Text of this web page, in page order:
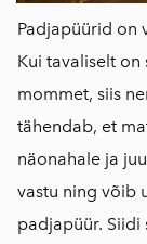
Padjapüürid on
Kui tavaliselt
mommet, siis
tähendab, et
näonahale ja
vastu ning võib
padjapüür. Siidi